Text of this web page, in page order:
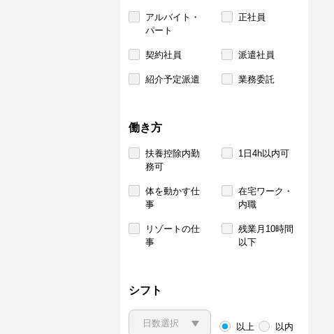
アルバイト・
パート
正社員
契約社員 派遣社員
紹介予定派遣 業務委託
働き方
扶養控除内勤
務可
1日4h以内可
体を動かす仕
事
在宅ワーク・
内職
リゾートの仕
事
残業月10時間
以下
シフト
以上 以内